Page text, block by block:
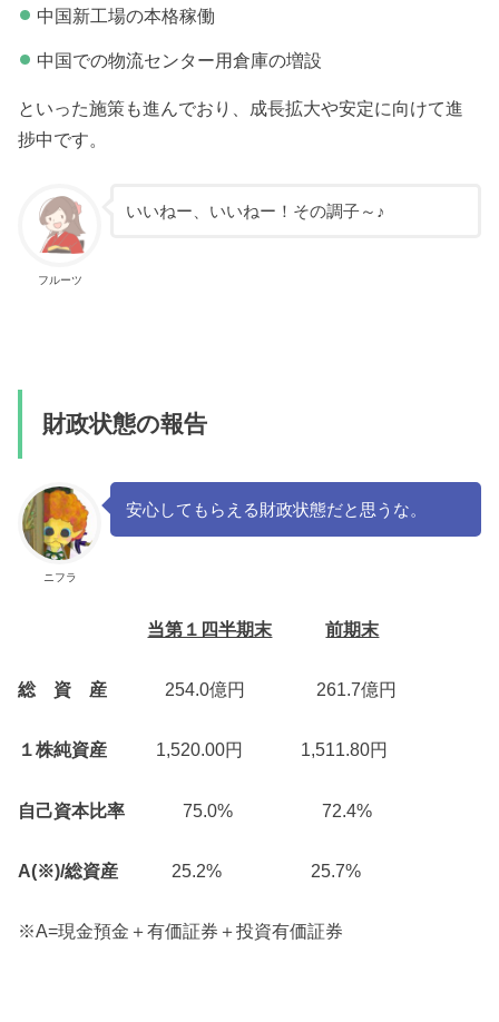
中国新工場の本格稼働
中国での物流センター用倉庫の増設
といった施策も進んでおり、成長拡大や安定に向けて進
捗中です。
フルーツ
いいねー、いいねー！その調子～♪
財政状態の報告
ニフラ
安心してもらえる財政状態だと思うな。
当第１四半期末 前期末
総 資 産 254.0億円 261.7億円
１株純資産 1,520.00円 1,511.80円
自己資本比率 75.0% 72.4%
A(※)/総資産 25.2% 25.7%
※A=現金預金＋有価証券＋投資有価証券